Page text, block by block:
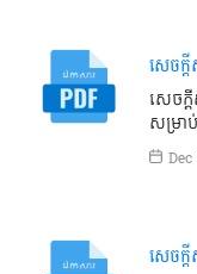
សេចក្
សេចក្
សម្រា
សេចក្